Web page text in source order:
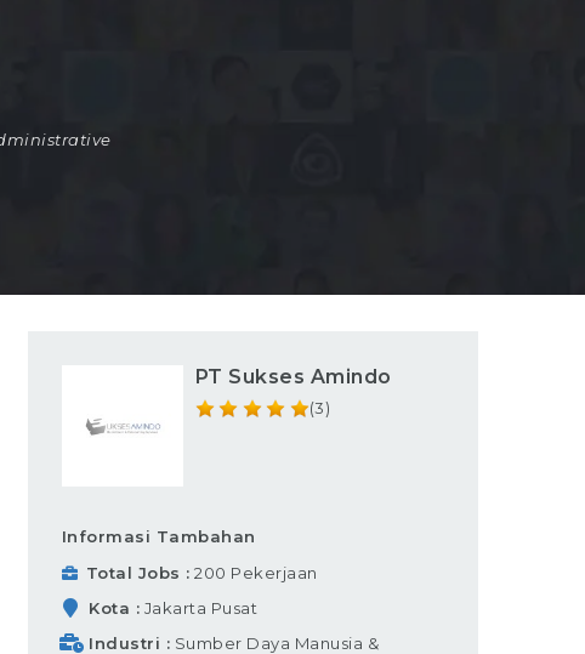
PT Sukses Amindo
(3)
Informasi Tambahan
Total Jobs
200 Pekerjaan
Kota
Jakarta Pusat
Industri
Sumber Daya Manusia &